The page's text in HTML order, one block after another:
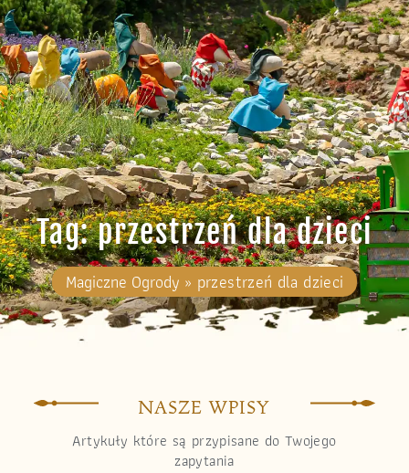
Tag: przestrzeń dla dzieci
Magiczne Ogrody » przestrzeń dla dzieci
NASZE WPISY
Artykuły które są przypisane do Twojego
zapytania